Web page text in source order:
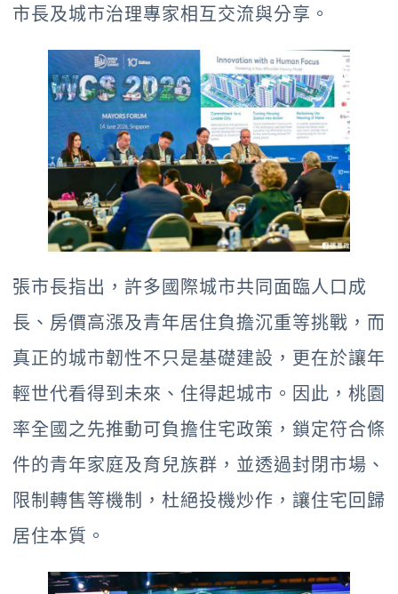
市長及城市治理專家相互交流與分享。
張市長指出，許多國際城市共同面臨人口成
長、房價高漲及青年居住負擔沉重等挑戰，而
真正的城市韌性不只是基礎建設，更在於讓年
輕世代看得到未來、住得起城市。因此，桃園
率全國之先推動可負擔住宅政策，鎖定符合條
件的青年家庭及育兒族群，並透過封閉市場、
限制轉售等機制，杜絕投機炒作，讓住宅回歸
居住本質。